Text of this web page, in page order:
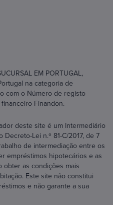
EM PORTUGAL,
na categoria de
com o Número de registo
Finandon.
deste site é um Intermediário
Lei n.º 81-C/2017, de 7
de intermediação entre os
empréstimos hipotecários e as
obter as condições mais
Este site não constitui
e não garante a sua